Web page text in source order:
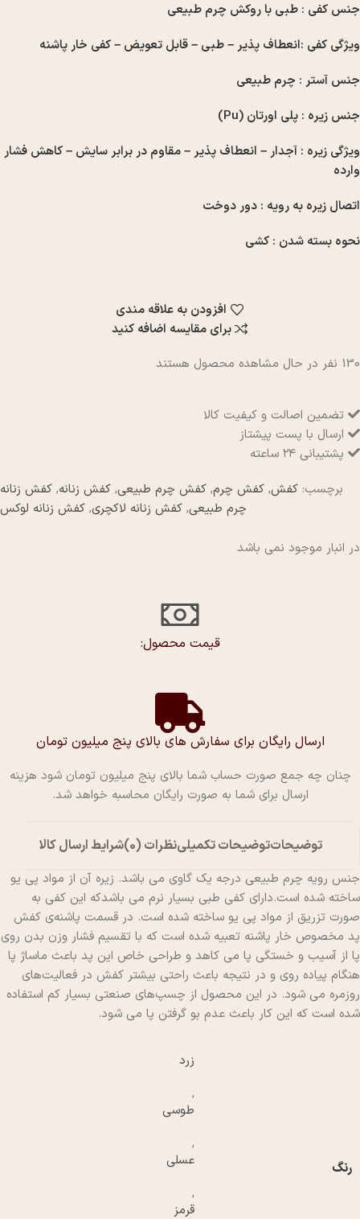
جنس کفی : طبی با روکش چرم طبیعی
ویژگی کفی :انعطاف پذیر – طبی – قابل تعویض – کفی خار پاشنه
جنس آستر : چرم طبیعی
جنس زیره : پلی اورتان (Pu)
ویژگی زیره : آجدار – انعطاف پذیر – مقاوم در برابر سایش – کاهش فشار
وارده
اتصال زیره به رویه : دور دوخت
نحوه بسته شدن : کشی
افزودن به علاقه مندی
برای مقایسه اضافه کنید
130 نفر در حال مشاهده محصول هستند
تضمین اصالت و کیفیت کالا
ارسال با پست پیشتاز
پشتیبانی ۲۴ ساعته
برچسب: کفش, کفش چرم, کفش چرم طبیعی, کفش زنانه, کفش زنانه
چرم طبیعی, کفش زنانه لاکچری, کفش زنانه لوکس
در انبار موجود نمی باشد
قیمت محصول:​
ارسال رایگان برای سفارش های بالای پنج میلیون تومان
چنان چه جمع صورت حساب شما بالای پنج میلیون تومان شود هزینه
ارسال برای شما به صورت رایگان محاسبه خواهد شد.
توضیحاتتوضیحات تکمیلینظرات (0) شرایط ارسال کالا
جنس رویه چرم طبیعی درجه یک گاوی می باشد. زیره آن از مواد پی یو
ساخته شده است.دارای کفی طبی بسیار نرم می باشدکه این کفی به
صورت تزریق از مواد پی یو ساخته شده است. در قسمت پاشنه‌ی کفش
پد مخصوص خار پاشنه تعبیه شده است که با تقسیم فشار وزن بدن روی
پا از آسیب و خستگی پا می کاهد و طراحی خاص این پد باعث ماساژ پا
هنگام پیاده روی و در نتیجه باعث راحتی بیشتر کفش در فعالیت‌های
روزمره می شود. در این محصول از چسپ‌های صنعتی بسیار کم استفاده
شده است که این کار باعث عدم بو گرفتن پا می شود.
رنگ
زرد
,
طوسی
,
عسلی
,
قرمز